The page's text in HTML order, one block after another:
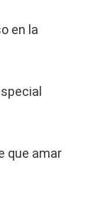
en la
que amar